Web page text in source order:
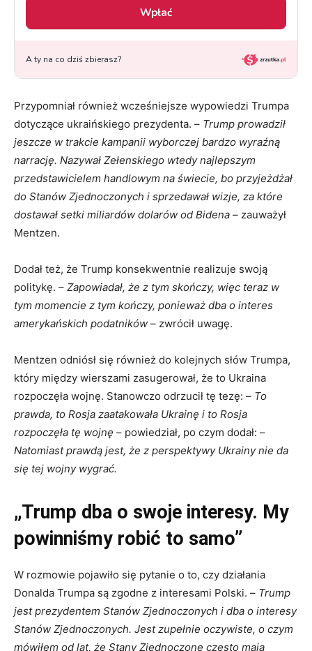
Przypomniał również wcześniejsze wypowiedzi Trumpa
dotyczące ukraińskiego prezydenta. – Trump prowadził
jeszcze w trakcie kampanii wyborczej bardzo wyraźną
narrację. Nazywał Zełenskiego wtedy najlepszym
przedstawicielem handlowym na świecie, bo przyjeżdżał
do Stanów Zjednoczonych i sprzedawał wizje, za które
dostawał setki miliardów dolarów od Bidena – zauważył
Mentzen.
Dodał też, że Trump konsekwentnie realizuje swoją
politykę. – Zapowiadał, że z tym skończy, więc teraz w
tym momencie z tym kończy, ponieważ dba o interes
amerykańskich podatników – zwrócił uwagę.
Mentzen odniósł się również do kolejnych słów Trumpa,
który między wierszami zasugerował, że to Ukraina
rozpoczęła wojnę. Stanowczo odrzucił tę tezę: – To
prawda, to Rosja zaatakowała Ukrainę i to Rosja
rozpoczęła tę wojnę – powiedział, po czym dodał: –
Natomiast prawdą jest, że z perspektywy Ukrainy nie da
się tej wojny wygrać.
„Trump dba o swoje interesy. My
powinniśmy robić to samo”
W rozmowie pojawiło się pytanie o to, czy działania
Donalda Trumpa są zgodne z interesami Polski. – Trump
jest prezydentem Stanów Zjednoczonych i dba o interesy
Stanów Zjednoczonych. Jest zupełnie oczywiste, o czym
mówiłem od lat, że Stany Zjednoczone często mają